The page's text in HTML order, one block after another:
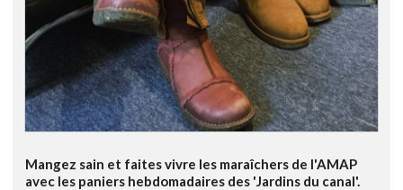
Mangez sain et faites vivre les maraîchers de l'AMAP
avec les paniers hebdomadaires des 'Jardins du canal'.